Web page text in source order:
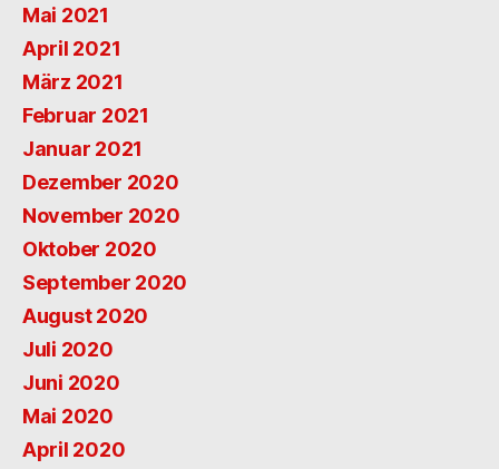
Mai 2021
April 2021
März 2021
Februar 2021
Januar 2021
Dezember 2020
November 2020
Oktober 2020
September 2020
August 2020
Juli 2020
Juni 2020
Mai 2020
April 2020